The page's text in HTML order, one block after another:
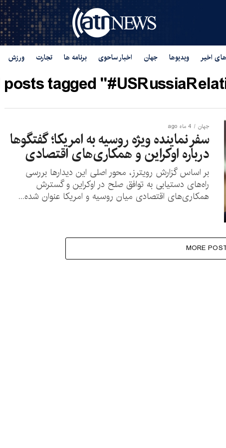
اخیر ویدیوها جهان اخبار ساحوی برنامه ها تجارت ورزش
tagged
جهان 4 ماه ago
سفر نماینده ویژه روسیه به امریکا؛ گفتگوها
درباره اوکراین و همکاری‌های اقتصادی
بر اساس گزارش رویترز، محور اصلی این دیدارها بررسی
راه‌های دستیابی به توافق صلح در اوکراین و گسترش
همکاری‌های اقتصادی میان روسیه و امریکا عنوان شده...
MORE